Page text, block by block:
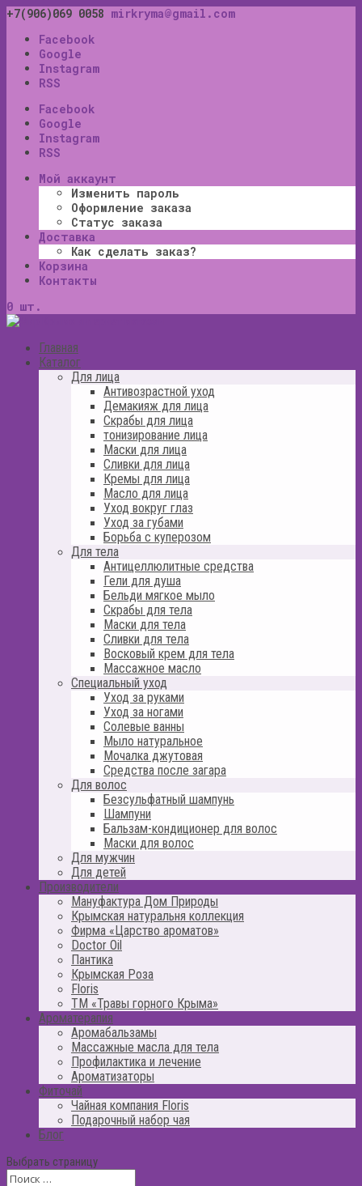
+7(906)069 0058 mirkryma@gmail.com
Facebook
Google
Instagram
RSS
Facebook
Google
Instagram
RSS
Мой аккаунт
Изменить пароль
Оформление заказа
Статус заказа
Доставка
Как сделать заказ?
Корзина
Контакты
0 шт.
Главная
Каталог
Для лица
Антивозрастной уход
Демакияж для лица
Скрабы для лица
тонизирование лица
Маски для лица
Сливки для лица
Кремы для лица
Масло для лица
Уход вокруг глаз
Уход за губами
Борьба с куперозом
Для тела
Антицеллюлитные средства
Гели для душа
Бельди мягкое мыло
Скрабы для тела
Маски для тела
Сливки для тела
Восковый крем для тела
Массажное масло
Специальный уход
Уход за руками
Уход за ногами
Солевые ванны
Мыло натуральное
Мочалка джутовая
Средства после загара
Для волос
Безсульфатный шампунь
Шампуни
Бальзам-кондиционер для волос
Маски для волос
Для мужчин
Для детей
Производители
Мануфактура Дом Природы
Крымская натуральня коллекция
Фирма «Царство ароматов»
Doctor Oil
Пантика
Крымская Роза
Floris
ТМ «Травы горного Крыма»
Ароматерапия
Аромабальзамы
Массажные масла для тела
Профилактика и лечение
Ароматизаторы
Фиточай
Чайная компания Floris
Подарочный набор чая
Блог
Выбрать страницу